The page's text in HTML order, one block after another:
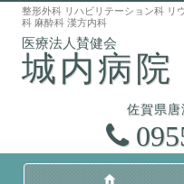
城内病院
整形外科 リハビリテーション科 リ
科 麻酔科 漢方内科
佐賀県